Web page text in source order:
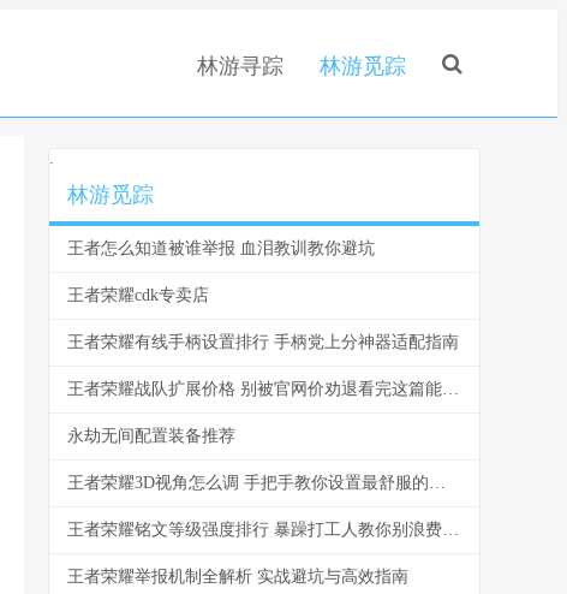
林游寻踪 林游觅踪
.
林游觅踪
王者怎么知道被谁举报 血泪教训教你避坑
王者荣耀cdk专卖店
王者荣耀有线手柄设置排行 手柄党上分神器适配指南
王者荣耀战队扩展价格 别被官网价劝退看完这篇能省一半
永劫无间配置装备推荐
王者荣耀3D视角怎么调 手把手教你设置最舒服的视角
王者荣耀铭文等级强度排行 暴躁打工人教你别浪费金币
王者荣耀举报机制全解析 实战避坑与高效指南